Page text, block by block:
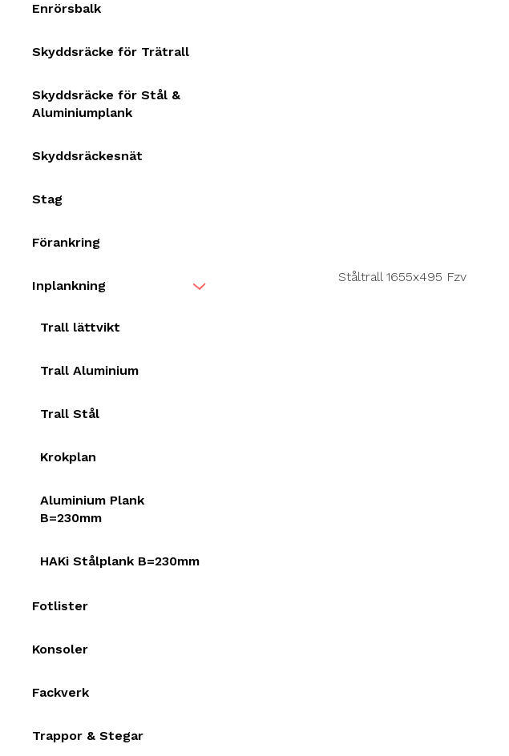
Enrörsbalk
Skyddsräcke för Trätrall
Skyddsräcke för Stål &
Aluminiumplank
Skyddsräckesnät
Stag
Förankring
Inplankning
Trall lättvikt
Trall Aluminium
Trall Stål
Krokplan
Aluminium Plank
B=230mm
HAKi Stålplank B=230mm
Fotlister
Konsoler
Fackverk
Trappor & Stegar
Ståltrall 1655x495 Fzv